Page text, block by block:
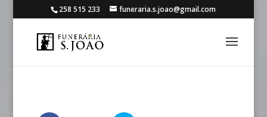
258 515 233 funeraria.s.joao@gmail.com